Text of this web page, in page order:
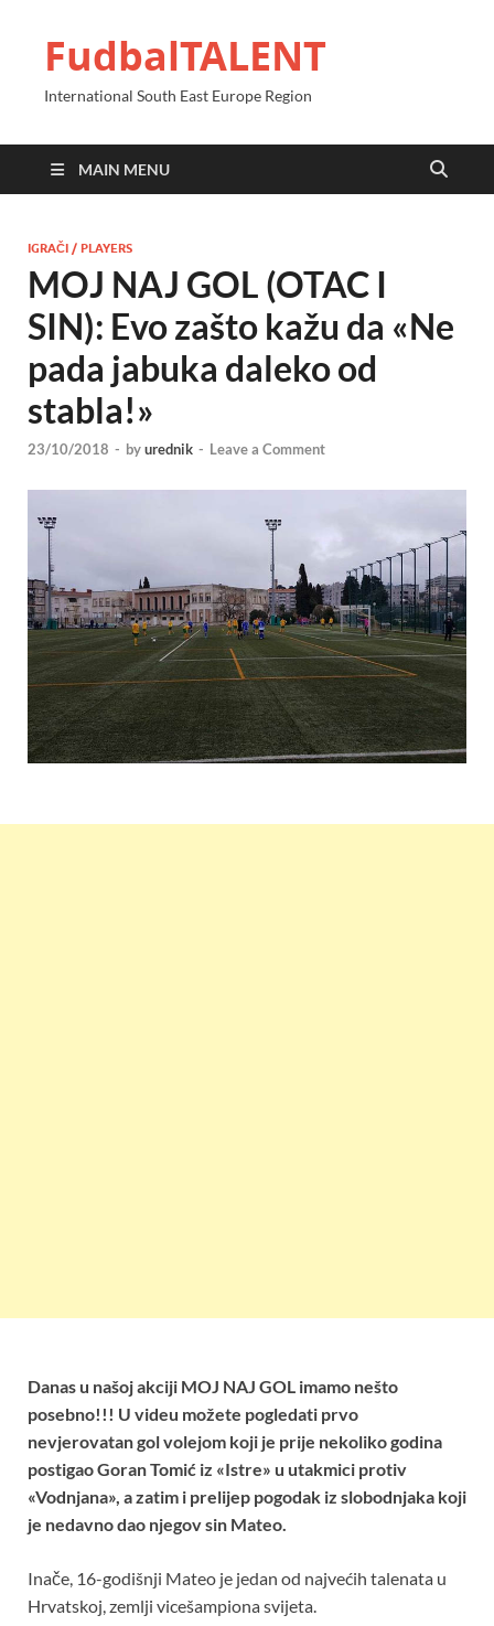
FudbalTALENT
International South East Europe Region
MAIN MENU
IGRAČI / PLAYERS
MOJ NAJ GOL (OTAC I
SIN): Evo zašto kažu da «Ne
pada jabuka daleko od
stabla!»
23/10/2018 - byurednik - Leave a Comment
Danas u našoj akciji MOJ NAJ GOL imamo nešto
posebno!!! U videu možete pogledati prvo
nevjerovatan gol volejom koji je prije nekoliko godina
postigao Goran Tomić iz «Istre» u utakmici protiv
«Vodnjana», a zatim i prelijep pogodak iz slobodnjaka koji
je nedavno dao njegov sin Mateo.
Inače, 16-godišnji Mateo je jedan od najvećih talenata u
Hrvatskoj, zemlji vicešampiona svijeta.